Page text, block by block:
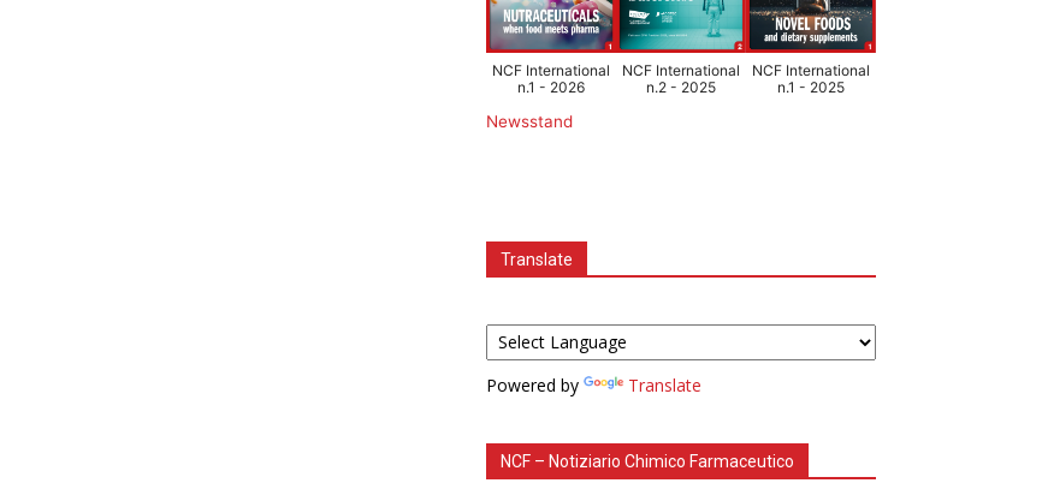
NCF International
n.1 - 2026
NCF International
n.2 - 2025
NCF International
n.1 - 2025
Newsstand
Translate
Powered by Translate
NCF – Notiziario Chimico Farmaceutico